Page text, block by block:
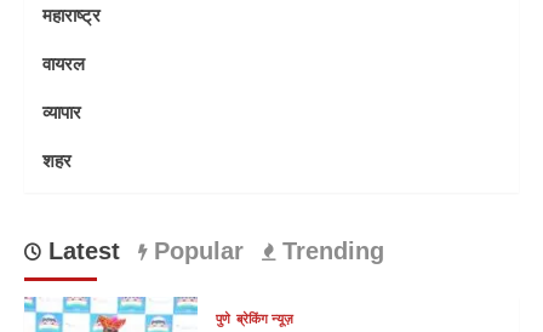
महाराष्ट्र
वायरल
व्यापार
शहर
Latest Popular Trending
पुणे ब्रेकिंग न्यूज़